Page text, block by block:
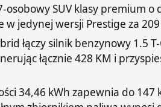
osobowy SUV klasy premium o
w jedynej wersji Prestige za 209
łączy silnik benzynowy 1.5
łącznie 428 KM i
34,46 kWh zapewnia do 147